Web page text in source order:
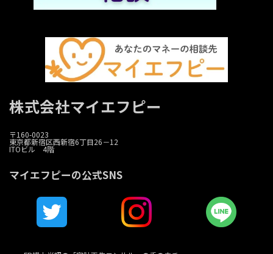
株式会社マイエフピー
〒160-0023
東京都新宿区西新宿6丁目26－12
ITOビル 4階
マイエフピーの公式SNS